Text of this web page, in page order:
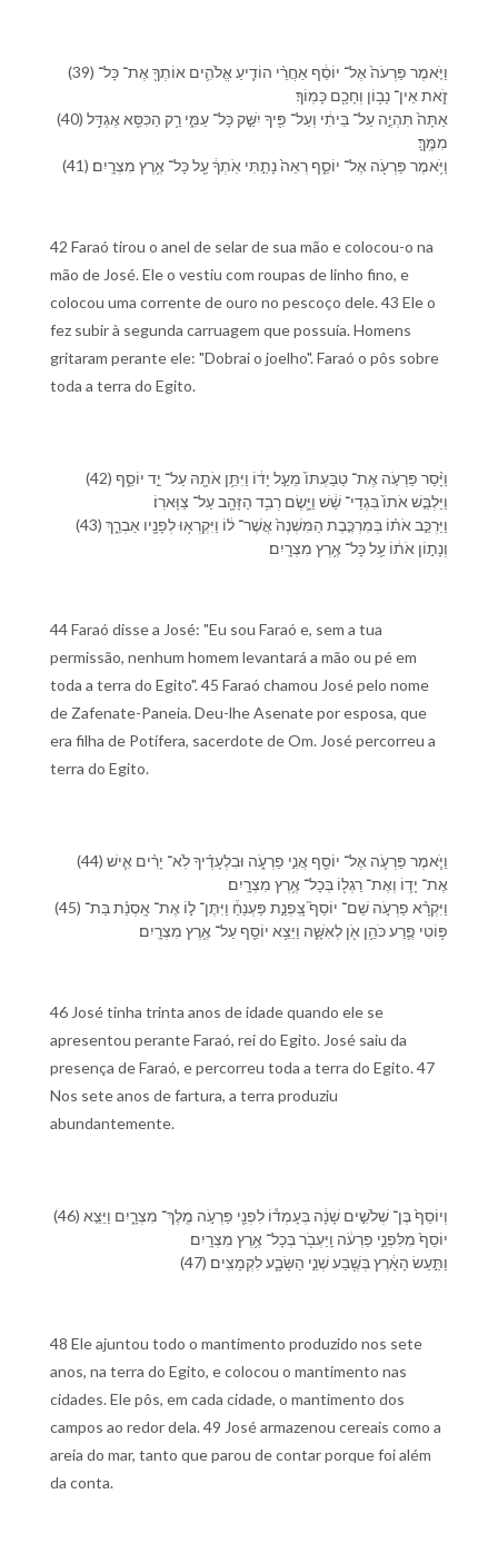
(39) וַ⁠יֹּ֤אמֶר פַּרְעֹה֙ אֶל־ יוֹסֵ֔ף אַחֲרֵ֨י הוֹדִ֧יעַ אֱלֹהִ֛ים אוֹתְ⁠ךָ֖ אֶת־ כָּל־
זֹ֑את אֵין־ נָב֥וֹן וְ⁠חָכָ֖ם כָּמֽוֹ⁠ךָ׃
(40) אַתָּה֙ תִּהְיֶ֣ה עַל־ בֵּיתִ֔⁠י וְ⁠עַל־ פִּ֖י⁠ךָ יִשַּׁ֣ק כָּל־ עַמִּ֑⁠י רַ֥ק הַ⁠כִּסֵּ֖א אֶגְדַּ֥ל
מִמֶּֽ⁠ךָּ׃
(41) וַ⁠יֹּ֥אמֶר פַּרְעֹ֖ה אֶל־ יוֹסֵ֑ף רְאֵה֙ נָתַ֣תִּי אֹֽתְ⁠ךָ֔ עַ֖ל כָּל־ אֶ֥רֶץ מִצְרָֽיִם׃
42 Faraó tirou o anel de selar de sua mão e colocou-o na
mão de José. Ele o vestiu com roupas de linho fino, e
colocou uma corrente de ouro no pescoço dele. 43 Ele o
fez subir à segunda carruagem que possuía. Homens
gritaram perante ele: "Dobrai o joelho". Faraó o pôs sobre
toda a terra do Egito.
(42) וַ⁠יָּ֨סַר פַּרְעֹ֤ה אֶת־ טַבַּעְתּ⁠וֹ֙ מֵ⁠עַ֣ל יָד֔⁠וֹ וַ⁠יִּתֵּ֥ן אֹתָ֖⁠הּ עַל־ יַ֣ד יוֹסֵ֑ף
וַ⁠יַּלְבֵּ֤שׁ אֹת⁠וֹ֙ בִּגְדֵי־ שֵׁ֔שׁ וַ⁠יָּ֛שֶׂם רְבִ֥ד הַ⁠זָּהָ֖ב עַל־ צַוָּארֽ⁠וֹ׃
(43) וַ⁠יַּרְכֵּ֣ב אֹת֗⁠וֹ בְּ⁠מִרְכֶּ֤בֶת הַ⁠מִּשְׁנֶה֙ אֲשֶׁר־ ל֔⁠וֹ וַ⁠יִּקְרְא֥וּ לְ⁠פָנָ֖י⁠ו אַבְרֵ֑ךְ
וְ⁠נָת֣וֹן אֹת֔⁠וֹ עַ֖ל כָּל־ אֶ֥רֶץ מִצְרָֽיִם׃
44 Faraó disse a José: "Eu sou Faraó e, sem a tua
permissão, nenhum homem levantará a mão ou pé em
toda a terra do Egito". 45 Faraó chamou José pelo nome
de Zafenate-Paneia. Deu-lhe Asenate por esposa, que
era filha de Potífera, sacerdote de Om. José percorreu a
terra do Egito.
(44) וַ⁠יֹּ֧אמֶר פַּרְעֹ֛ה אֶל־ יוֹסֵ֖ף אֲנִ֣י פַרְעֹ֑ה וּ⁠בִלְעָדֶ֗י⁠ךָ לֹֽא־ יָרִ֨ים אִ֧ישׁ
אֶת־ יָד֛⁠וֹ וְ⁠אֶת־ רַגְל֖⁠וֹ בְּ⁠כָל־ אֶ֥רֶץ מִצְרָֽיִם׃
(45) וַ⁠יִּקְרָ֨א פַרְעֹ֣ה שֵׁם־ יוֹסֵף֮ צָֽפְנַ֣ת פַּעְנֵחַ֒ וַ⁠יִּתֶּן־ ל֣⁠וֹ אֶת־ אָֽסְנַ֗ת בַּת־
פּ֥וֹטִי פֶ֛רַע כֹּהֵ֥ן אֹ֖ן לְ⁠אִשָּׁ֑ה וַ⁠יֵּצֵ֥א יוֹסֵ֖ף עַל־ אֶ֥רֶץ מִצְרָֽיִם׃
46 José tinha trinta anos de idade quando ele se
apresentou perante Faraó, rei do Egito. José saiu da
presença de Faraó, e percorreu toda a terra do Egito. 47
Nos sete anos de fartura, a terra produziu
abundantemente.
(46) וְ⁠יוֹסֵף֙ בֶּן־ שְׁלֹשִׁ֣ים שָׁנָ֔ה בְּ⁠עָמְד֕⁠וֹ לִ⁠פְנֵ֖י פַּרְעֹ֣ה מֶֽלֶךְ־ מִצְרָ֑יִם וַ⁠יֵּצֵ֤א
יוֹסֵף֙ מִ⁠לִּ⁠פְנֵ֣י פַרְעֹ֔ה וַֽ⁠יַּעְבֹ֖ר בְּ⁠כָל־ אֶ֥רֶץ מִצְרָֽיִם׃
(47) וַ⁠תַּ֣עַשׂ הָ⁠אָ֔רֶץ בְּ⁠שֶׁ֖בַע שְׁנֵ֣י הַ⁠שָּׂבָ֑ע לִ⁠קְמָצִֽים׃
48 Ele ajuntou todo o mantimento produzido nos sete
anos, na terra do Egito, e colocou o mantimento nas
cidades. Ele pôs, em cada cidade, o mantimento dos
campos ao redor dela. 49 José armazenou cereais como a
areia do mar, tanto que parou de contar porque foi além
da conta.